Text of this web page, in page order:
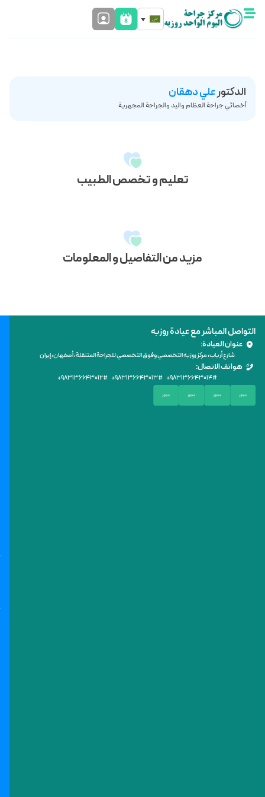
الدکتورعلي دهقان
أخصائي جراحة العظام واليد والجراحة المجهرية
تعليم و تخصص الطبيب
مزيد من التفاصيل و المعلومات
التواصل المباشر مع عيادة روزبه
عنوان العيادة:
شارع أرباب، مركز روزبه التخصصي وفوق التخصصي للجراحة المتنقلة، أصفهان، إيران
هواتف الاتصال:
+۹۸۳۱۳۶۶۴۳۰۱۲# +۹۸۳۱۳۶۶۴۳۰۱۳# +۹۸۳۱۳۶۶۴۳۰۱۴#